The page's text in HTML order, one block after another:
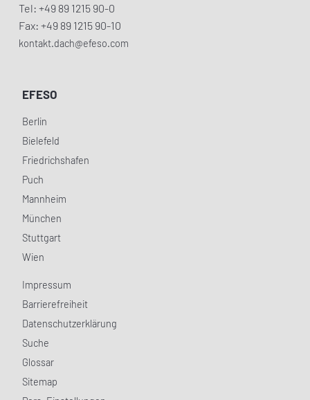
Tel: +49 89 1215 90-0
Fax: +49 89 1215 90-10
kontakt.dach@efeso.com
EFESO
Berlin
Bielefeld
Friedrichshafen
Puch
Mannheim
München
Stuttgart
Wien
Impressum
Barrierefreiheit
Datenschutzerklärung
Suche
Glossar
Sitemap